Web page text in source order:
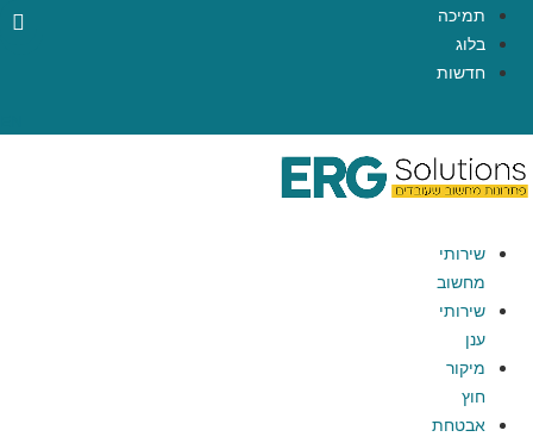
תמיכה
בלוג
חדשות
שירותי
מחשוב
שירותי
ענן
מיקור
חוץ
אבטחת